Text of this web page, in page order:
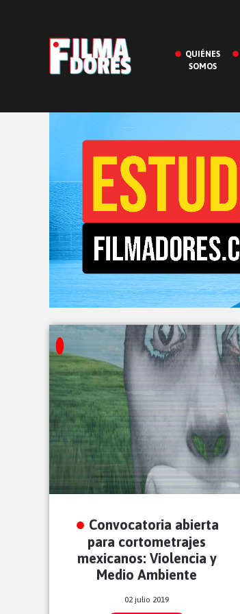
QUIÉNES
SOMOS
Convocatoria abierta
para cortometrajes
mexicanos: Violencia y
Medio Ambiente
02 julio 2019